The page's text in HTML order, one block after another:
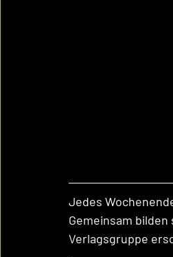
Jedes
Gemeinsam
Verlagsgruppe